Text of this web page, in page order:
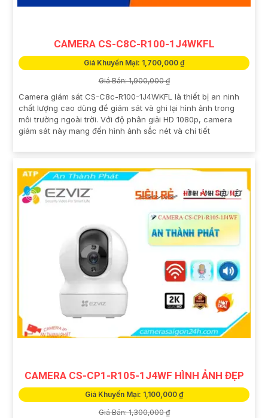
CAMERA CS-C8C-R100-1J4WKFL
Giá Khuyến Mại: 1,700,000 ₫
Giá Bán: 1,900,000 ₫
Camera giám sát CS-C8c-R100-1J4WKFL là thiết bị an ninh
chất lượng cao dùng để giám sát và ghi lại hình ảnh trong
môi trường ngoài trời. Với độ phân giải HD 1080p, camera
giám sát này mang đến hình ảnh sắc nét và chi tiết
CAMERA CS-CP1-R105-1J4WF HÌNH ẢNH ĐẸP
Giá Khuyến Mại: 1,100,000 ₫
Giá Bán: 1,300,000 ₫